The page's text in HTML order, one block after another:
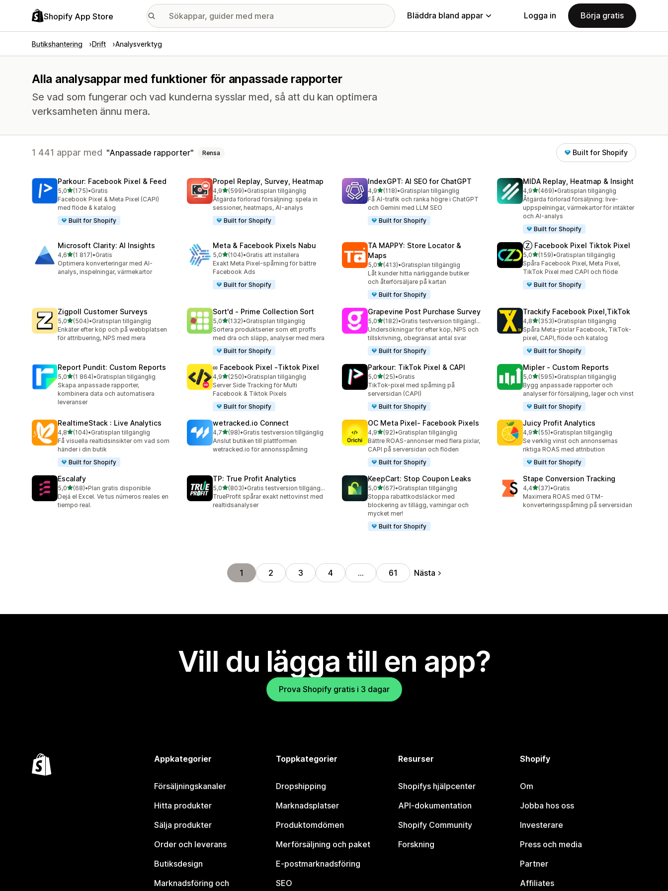
Shopify App Store Bläddra bland appar Logga in Börja gratis
Butikshantering Drift Analysverktyg
Alla analysappar med funktioner för anpassade rapporter
Se vad som fungerar och vad kunderna sysslar med, så att du kan optimera
verksamheten ännu mera.
1 441 appar med Anpassade rapporter Rensa Built for Shopify
Parkour: Facebook Pixel & Feed
5,0av 5 stjärnor
(175)
175 recensioner totalt
•Gratis
Facebook Pixel & Meta Pixel (CAPI)
med flöde & katalog
Built for Shopify
Propel Replay, Survey, Heatmap
4,9av 5 stjärnor
(599)
599 recensioner totalt
•Gratisplan tillgänglig
Åtgärda förlorad försäljning: spela in
sessioner, heatmaps, AI-analys
Built for Shopify
IndexGPT: AI SEO for ChatGPT
4,9av 5 stjärnor
(118)
118 recensioner totalt
•Gratisplan tillgänglig
Få AI-trafik och ranka högre i ChatGPT
och Gemini med LLM SEO
Built for Shopify
MIDA Replay, Heatmap & Insight
4,9av 5 stjärnor
(469)
469 recensioner totalt
•Gratisplan tillgänglig
Åtgärda förlorad försäljning: live-
uppspelningar, värmekartor för intäkter
och AI-analys
Built for Shopify
Microsoft Clarity: AI Insights
4,6av 5 stjärnor
(1 817)
1817 recensioner totalt
•Gratis
Optimera konverteringar med AI-
analys, inspelningar, värmekartor
Meta & Facebook Pixels Nabu
5,0av 5 stjärnor
(104)
104 recensioner totalt
•Gratis att installera
Exakt Meta Pixel-spårning för bättre
Facebook Ads
Built for Shopify
TA MAPPY: Store Locator &
Maps
5,0av 5 stjärnor
(413)
413 recensioner totalt
•Gratisplan tillgänglig
Låt kunder hitta närliggande butiker
och återförsäljare på kartan
Built for Shopify
Ⓩ Facebook Pixel Tiktok Pixel
5,0av 5 stjärnor
(159)
159 recensioner totalt
•Gratisplan tillgänglig
Spåra Facebook Pixel, Meta Pixel,
TikTok Pixel med CAPI och flöde
Built for Shopify
Zigpoll Customer Surveys
5,0av 5 stjärnor
(504)
504 recensioner totalt
•Gratisplan tillgänglig
Enkäter efter köp och på webbplatsen
för attribuering, NPS med mera
Sort'd ‑ Prime Collection Sort
5,0av 5 stjärnor
(132)
132 recensioner totalt
•Gratisplan tillgänglig
Sortera produktserier som ett proffs
med dra och släpp, analyser med mera
Built for Shopify
Grapevine Post Purchase Survey
5,0av 5 stjärnor
(182)
182 recensioner totalt
•
Gratis testversion tillgänglig
Undersökningar för efter köp, NPS och
tillskrivning, obegränsat antal svar
Built for Shopify
Trackify Facebook Pixel,TikTok
4,8av 5 stjärnor
(353)
353 recensioner totalt
•Gratisplan tillgänglig
Spåra Meta-pixlar Facebook, TikTok-
pixel, CAPI, flöde och katalog
Built for Shopify
Report Pundit: Custom Reports
5,0av 5 stjärnor
(1 864)
1864 recensioner totalt
•Gratisplan tillgänglig
Skapa anpassade rapporter,
kombinera data och automatisera
leveranser
∞ Facebook Pixel ‑Tiktok Pixel
4,9av 5 stjärnor
(250)
250 recensioner totalt
•Gratisplan tillgänglig
Server Side Tracking för Multi
Facebook & Tiktok Pixels
Built for Shopify
Parkour: TikTok Pixel & CAPI
5,0av 5 stjärnor
(25)
25 recensioner totalt
•Gratis
TikTok-pixel med spårning på
serversidan (CAPI)
Built for Shopify
Mipler ‑ Custom Reports
5,0av 5 stjärnor
(595)
595 recensioner totalt
•Gratisplan tillgänglig
Bygg anpassade rapporter och
analyser för försäljning, lager och vinst
Built for Shopify
RealtimeStack : Live Analytics
4,8av 5 stjärnor
(104)
104 recensioner totalt
•Gratisplan tillgänglig
Få visuella realtidsinsikter om vad som
händer i din butik
Built for Shopify
wetracked.io Connect
4,7av 5 stjärnor
(98)
98 recensioner totalt
•Gratis testversion tillgänglig
Anslut butiken till plattformen
wetracked.io för annonsspårning
OC Meta Pixel‑ Facebook Pixels
4,9av 5 stjärnor
(92)
92 recensioner totalt
•Gratisplan tillgänglig
Bättre ROAS-annonser med flera pixlar,
CAPI på serversidan och flöden
Built for Shopify
Juicy Profit Analytics
4,9av 5 stjärnor
(55)
55 recensioner totalt
•Gratisplan tillgänglig
Se verklig vinst och annonsernas
riktiga ROAS med attribution
Built for Shopify
Escalafy
5,0av 5 stjärnor
(68)
68 recensioner totalt
•Plan gratis disponible
Dejá el Excel. Ve tus números reales en
tiempo real.
TP: True Profit Analytics
5,0av 5 stjärnor
(803)
803 recensioner totalt
•
Gratis testversion tillgänglig
TrueProfit spårar exakt nettovinst med
realtidsanalyser
KeepCart: Stop Coupon Leaks
5,0av 5 stjärnor
(67)
67 recensioner totalt
•Gratisplan tillgänglig
Stoppa rabattkodsläckor med
blockering av tillägg, varningar och
mycket mer!
Built for Shopify
Stape Conversion Tracking
4,4av 5 stjärnor
(37)
37 recensioner totalt
•Gratis
Maximera ROAS med GTM-
konverteringsspårning på serversidan
1 2 3 4 … 61 Nästa
Vill du lägga till en app?
Prova Shopify gratis i 3 dagar
Appkategorier
Försäljningskanaler
Hitta produkter
Sälja produkter
Order och leverans
Butiksdesign
Marknadsföring och
Toppkategorier
Dropshipping
Marknadsplatser
Produktomdömen
Merförsäljning och paket
E-postmarknadsföring
SEO
Resurser
Shopifys hjälpcenter
API-dokumentation
Shopify Community
Forskning
Shopify
Om
Jobba hos oss
Investerare
Press och media
Partner
Affiliates